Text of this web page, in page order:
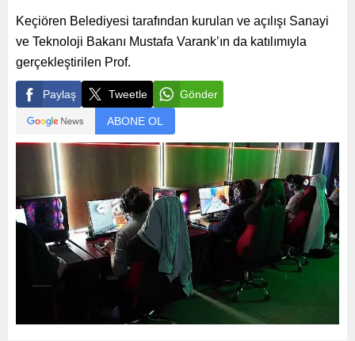
Keçiören Belediyesi tarafından kurulan ve açılışı Sanayi
ve Teknoloji Bakanı Mustafa Varank’ın da katılımıyla
gerçekleştirilen Prof.
Paylaş Tweetle Gönder
ABONE OL